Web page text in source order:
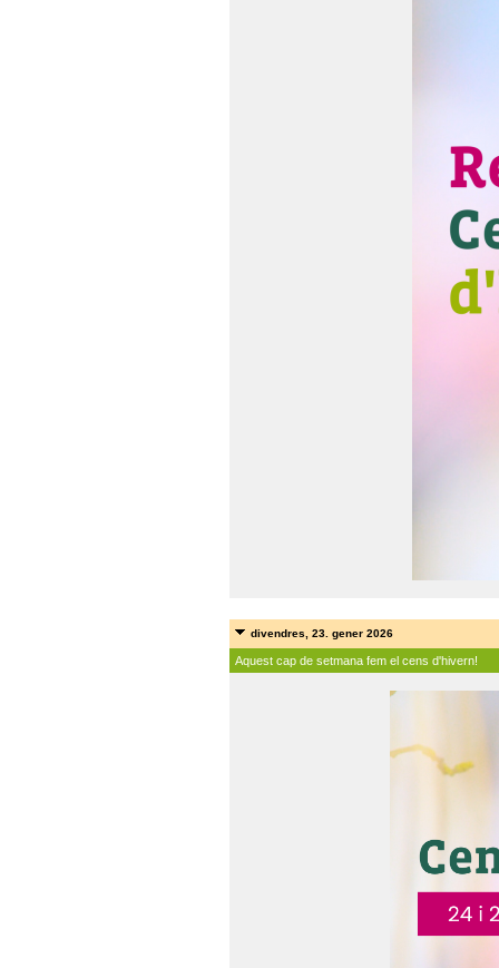
divendres, 23. gener 2026
Aquest cap de setmana fem el cens d'hivern!